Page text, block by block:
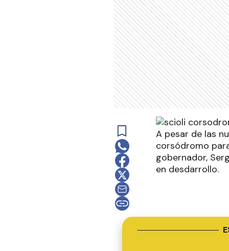
A pesar de las
corsódromo
gobernador,
en desdarrollo.